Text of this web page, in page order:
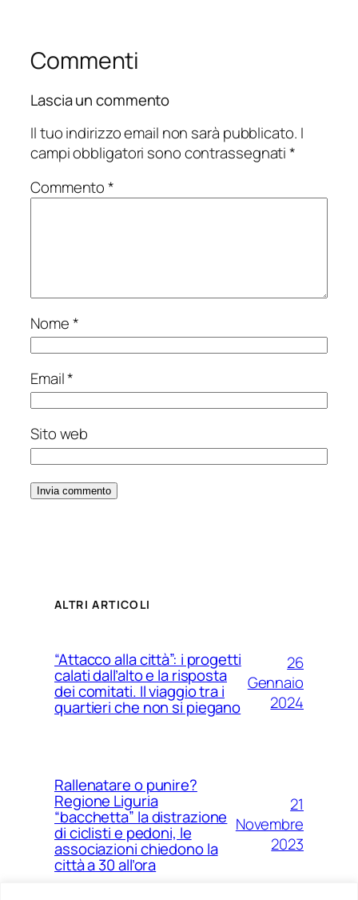
Commenti
Lascia un commento
Il tuo indirizzo email non sarà pubblicato. I
campi obbligatori sono contrassegnati*
Commento*
Nome*
Email*
Sito web
ALTRI ARTICOLI
“Attacco alla città”: i progetti
calati dall’alto e la risposta
dei comitati. Il viaggio tra i
quartieri che non si piegano
26
Gennaio
2024
Rallenatare o punire?
Regione Liguria
“bacchetta” la distrazione
di ciclisti e pedoni, le
associazioni chiedono la
città a 30 all’ora
21
Novembre
2023